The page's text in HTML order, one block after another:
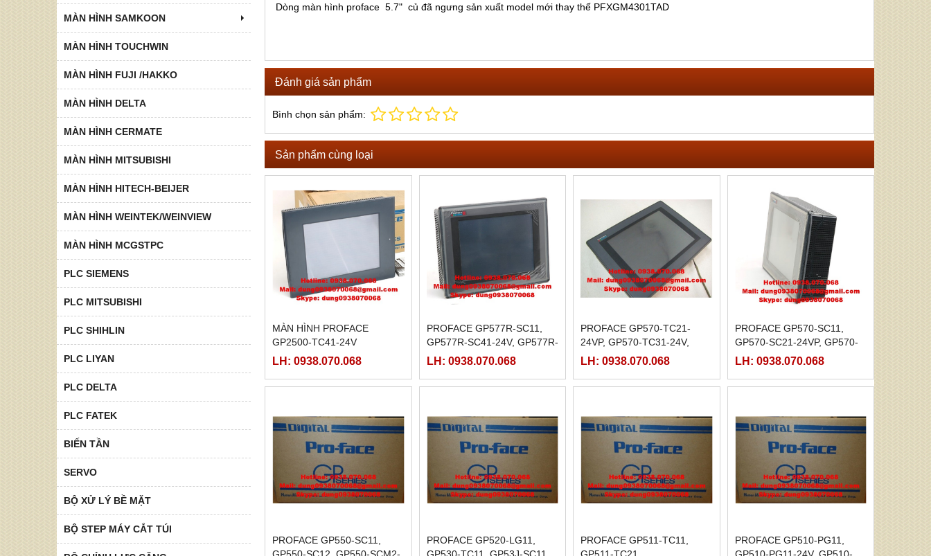
MÀN HÌNH SAMKOON
MÀN HÌNH TOUCHWIN
MÀN HÌNH FUJI /HAKKO
MÀN HÌNH DELTA
MÀN HÌNH CERMATE
MÀN HÌNH MITSUBISHI
MÀN HÌNH HITECH-BEIJER
MÀN HÌNH WEINTEK/WEINVIEW
MÀN HÌNH MCGSTPC
PLC SIEMENS
PLC MITSUBISHI
PLC SHIHLIN
PLC LIYAN
PLC DELTA
PLC FATEK
BIẾN TẦN
SERVO
BỘ XỬ LÝ BỀ MẶT
BỘ STEP MÁY CẮT TÚI
Dòng màn hình proface 5.7" củ đã ngưng sản xuất model mới thay thế PFXGM4301TAD
Đánh giá sản phẩm
Bình chọn sản phẩm:
Sản phẩm cùng loại
MÀN HÌNH PROFACE
GP2500-TC41-24V
LH: 0938.070.068
PROFACE GP577R-SC11,
GP577R-SC41-24V, GP577R-
TC11, GP577R-TC41-24V
LH: 0938.070.068
PROFACE GP570-TC21-
24VP, GP570-TC31-24V,
GP570-TV11, GP571-TC11
LH: 0938.070.068
PROFACE GP570-SC11,
GP570-SC21-24VP, GP570-
SC31-24V, GP570-TC11
LH: 0938.070.068
PROFACE GP550-SC11,
GP550-SC12, GP550-SCM2-
PROFACE GP520-LG11,
GP530-TC11, GP53J-SC11,
PROFACE GP511-TC11,
GP511-TC21
PROFACE GP510-PG11,
GP510-PG11-24V, GP510-